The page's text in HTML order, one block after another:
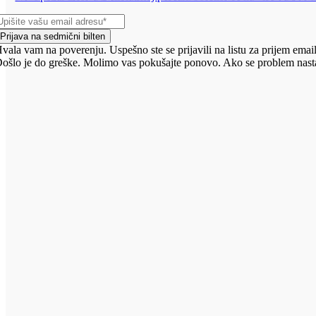
Prijava na sedmični bilten
vam na poverenju. Uspešno ste se prijavili na listu za prijem
je do greške. Molimo vas pokušajte ponovo. Ako se problem